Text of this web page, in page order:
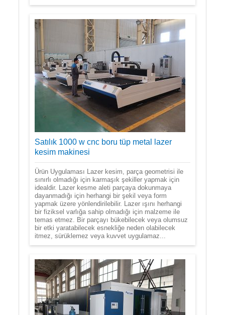
Satılık 1000 w cnc boru tüp metal lazer
kesim makinesi
Ürün Uygulaması Lazer kesim, parça geometrisi ile
sınırlı olmadığı için karmaşık şekiller yapmak için
idealdir. Lazer kesme aleti parçaya dokunmaya
dayanmadığı için herhangi bir şekil veya form
yapmak üzere yönlendirilebilir. Lazer ışını herhangi
bir fiziksel varlığa sahip olmadığı için malzeme ile
temas etmez. Bir parçayı bükebilecek veya olumsuz
bir etki yaratabilecek esnekliğe neden olabilecek
itmez, sürüklemez veya kuvvet uygulamaz...